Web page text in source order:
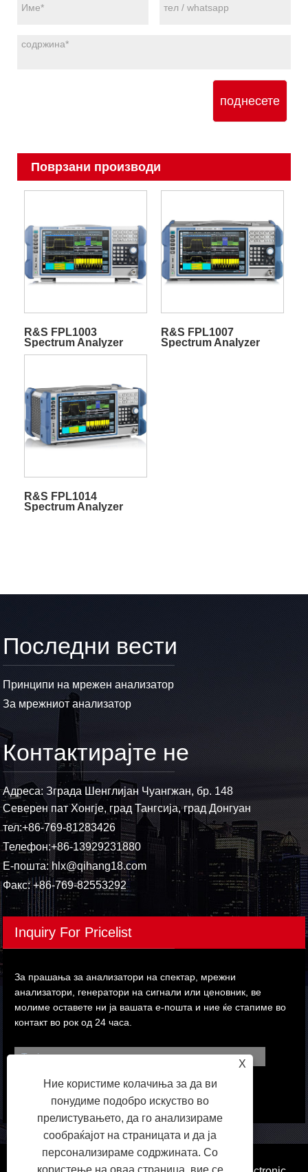
поднесете
Поврзани производи
R&S FPL1003
Spectrum Analyzer
R&S FPL1007
Spectrum Analyzer
R&S FPL1014
Spectrum Analyzer
Последни вести
Принципи на мрежен анализатор
За мрежниот анализатор
Контактирајте не
Адреса: Зграда Шенглијан Чуангжан, бр. 148
Северен пат Хонгје, град Тангсија, град Донгуан
тел:+86-769-81283426
Телефон:+86-13929231880
Е-пошта: hlx@qihang18.com
Факс: +86-769-82553292
Inquiry For Pricelist
За прашања за анализатори на спектар, мрежни
анализатори, генератори на сигнали или ценовник, ве
молиме оставете ни ја вашата е-пошта и ние ќе стапиме во
контакт во рок од 24 часа.
X
Ние користиме колачиња за да ви
понудиме подобро искуство во
прелистувањето, да го анализираме
сообраќајот на страницата и да ја
персонализираме содржината. Со
користење на оваа страница, вие се